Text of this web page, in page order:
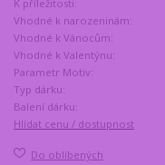
K příležitosti:
Vhodné k narozeninám:
Vhodné k Vánocům:
Vhodné k Valentýnu:
Parametr Motiv:
Typ dárku:
Balení dárku:
Hlídat cenu / dostupnost
Do oblíbených